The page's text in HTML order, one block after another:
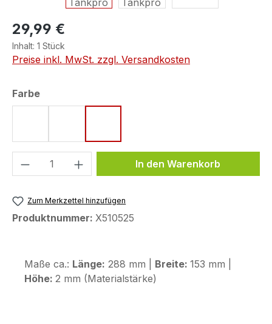
29,99 €
Inhalt: 1 Stück
Preise inkl. MwSt. zzgl. Versandkosten
Farbeauswählen
Produkt Anzahl: Gib denIn den Warenkorb
Zum Merkzettel hinzufügen
Produktnummer: X510525
Maße ca.: Länge: 288 mm | Breite: 153 mm |
Höhe: 2 mm (Materialstärke)